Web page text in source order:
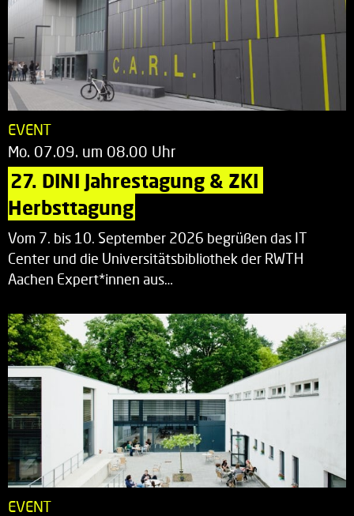
EVENT
Mo. 07.09. um 08.00 Uhr
27. DINI Jahrestagung & ZKI
Herbsttagung
Vom 7. bis 10. September 2026 begrüßen das IT
Center und die Universitätsbibliothek der RWTH
Aachen Expert*innen aus…
EVENT